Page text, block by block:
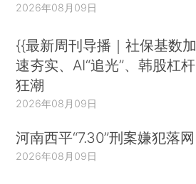
2026年08月09日
{{最新周刊导播｜社保基数加
速夯实、AI“追光”、韩股杠杆
狂潮
2026年08月09日
河南西平“7.30”刑案嫌犯落网
2026年08月09日